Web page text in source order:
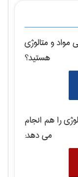
مواد و متالوژی
هستید؟
را هم انجام
می دهد: